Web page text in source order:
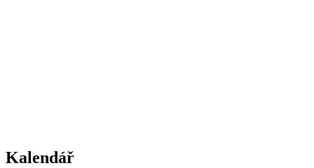
Kalendář